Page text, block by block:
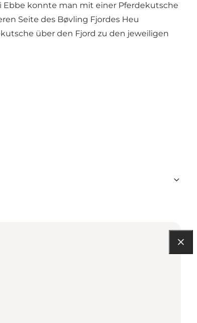
konnte man mit einer Pferdekutsche
Seite des Bøvling Fjordes Heu
über den Fjord zu den jeweiligen